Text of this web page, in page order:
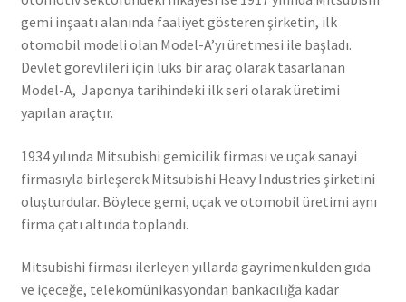
gemi inşaatı alanında faaliyet gösteren şirketin, ilk
otomobil modeli olan Model-A’yı üretmesi ile başladı.
Devlet görevlileri için lüks bir araç olarak tasarlanan
Model-A, Japonya tarihindeki ilk seri olarak üretimi
yapılan araçtır.
1934 yılında Mitsubishi gemicilik firması ve uçak sanayi
firmasıyla birleşerek Mitsubishi Heavy Industries şirketini
oluşturdular. Böylece gemi, uçak ve otomobil üretimi aynı
firma çatı altında toplandı.
Mitsubishi firması ilerleyen yıllarda gayrimenkulden gıda
ve içeceğe, telekomünikasyondan bankacılığa kadar